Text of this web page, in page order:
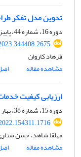
تدوین مدل تفکر
دوره 16، شماره 44، پاییز 1402، صفحه
فرهاد کاروان
مشاهده مقاله
ارزیابی کیفیت خدمات آموزشی درس طراحی معماری
دوره 15، شماره 38، بهار 1401، صفحه
مهلقا شاهد، حسن
مشاهده مقاله